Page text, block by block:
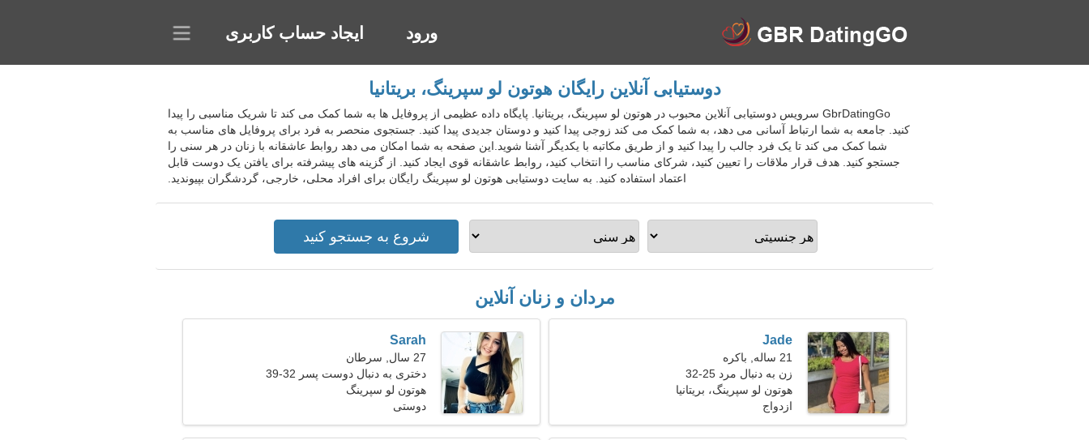
ورود ایجاد حساب کاربری
دوستیابی آنلاین رایگان هوتون لو سپرینگ، بریتانیا
GbrDatingGo سرویس دوستیابی آنلاین محبوب در هوتون لو سپرینگ، بریتانیا. پایگاه داده عظیمی از پروفایل ها به شما کمک می کند تا شریک مناسبی را پیدا
کنید. جامعه به شما ارتباط آسانی می دهد، به شما کمک می کند زوجی پیدا کنید و دوستان جدیدی پیدا کنید. جستجوی منحصر به فرد برای پروفایل های مناسب به
شما کمک می کند تا یک فرد جالب را پیدا کنید و از طریق مکاتبه با یکدیگر آشنا شوید.این صفحه به شما امکان می دهد روابط عاشقانه با زنان در هر سنی را
جستجو کنید. هدف قرار ملاقات را تعیین کنید، شرکای مناسب را انتخاب کنید، روابط عاشقانه قوی ایجاد کنید. از گزینه های پیشرفته برای یافتن یک دوست قابل
اعتماد استفاده کنید. به سایت دوستیابی هوتون لو سپرینگ رایگان برای افراد محلی، خارجی، گردشگران بپیوندید.
مردان و زنان آنلاین
Jade
21 ساله, باکره
زن به دنبال مرد 25-32
هوتون لو سپرینگ، بریتانیا
ازدواج
Sarah
27 سال, سرطان
دختری به دنبال دوست پسر 32-39
هوتون لو سپرینگ
دوستی